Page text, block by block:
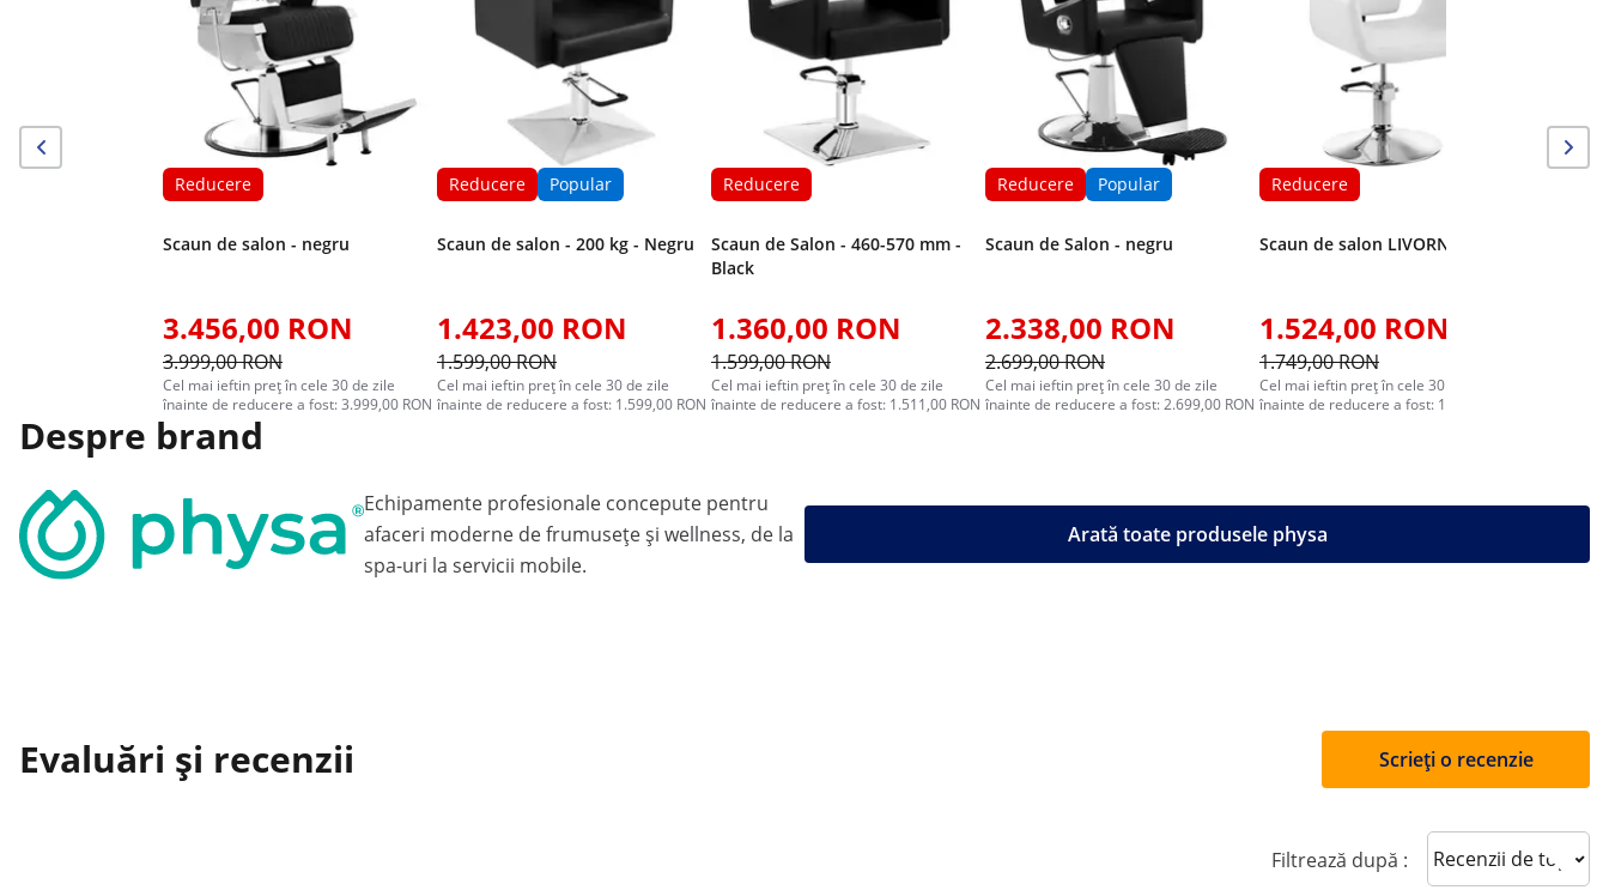
Reducere
Scaun de salon - negru
3.456,00 RON
3.999,00 RON
Cel mai ieftin preț în cele 30 de zile
înainte de reducere a fost: 3.999,00 RON
Reducere Popular
Scaun de salon - 200 kg - Negru
1.423,00 RON
1.599,00 RON
Cel mai ieftin preț în cele 30 de zile
înainte de reducere a fost: 1.599,00 RON
Reducere
Scaun de Salon - 460-570 mm -
Black
1.360,00 RON
1.599,00 RON
Cel mai ieftin preț în cele 30 de zile
înainte de reducere a fost: 1.511,00 RON
Reducere Popular
Scaun de Salon - negru
2.338,00 RON
2.699,00 RON
Cel mai ieftin preț în cele 30 de zile
înainte de reducere a fost: 2.699,00 RON
Reducere
Scaun de salon LIVORNO WHITE
1.524,00 RON
1.749,00 RON
Cel mai ieftin preț în cele 30 de zile
înainte de reducere a fost: 1.749,00 RON
Despre brand
Echipamente profesionale concepute pentru
afaceri moderne de frumusețe și wellness, de la
spa-uri la servicii mobile.
Arată toate produsele physa
Evaluări și recenzii Scrieți o recenzie
Filtrează după : Sort reviews